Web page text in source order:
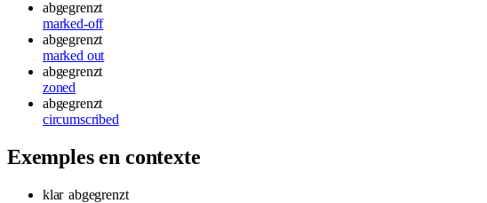
abgegrenzt
marked-off
abgegrenzt
marked out
abgegrenzt
zoned
abgegrenzt
circumscribed
Exemples en contexte
klar abgegrenzt